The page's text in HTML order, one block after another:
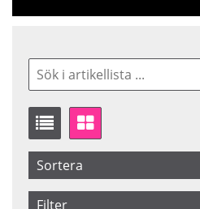
Sortera
Filter